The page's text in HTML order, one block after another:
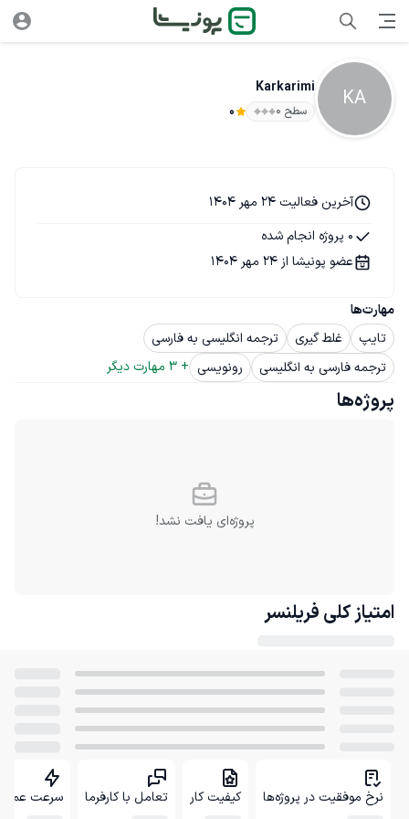
KA
Karkarimi
سطح ۰ 0
مهارت‌ها
تایپ
غلط گیری
ترجمه انگلیسی به فارسی
ترجمه فارسی به انگلیسی
رونویسی +
3 مهارت دیگر
آخرین فعالیت 24 مهر 1404
0 پروژه انجام شده
عضو پونیشا از 24 مهر 1404
پروژه‌ها
پروژه‌ای یافت نشد!
امتیاز کلی فریلنسر
نرخ موفقیت در پروژه‌ها کیفیت کار تعامل با کارفرما سرعت عمل